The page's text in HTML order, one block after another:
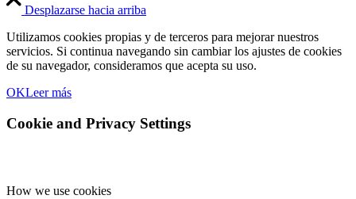
Desplazarse hacia arriba
Utilizamos cookies propias y de terceros para mejorar nuestros
servicios. Si continua navegando sin cambiar los ajustes de cookies
de su navegador, consideramos que acepta su uso.
OKLeer más
Cookie and Privacy Settings
How we use cookies